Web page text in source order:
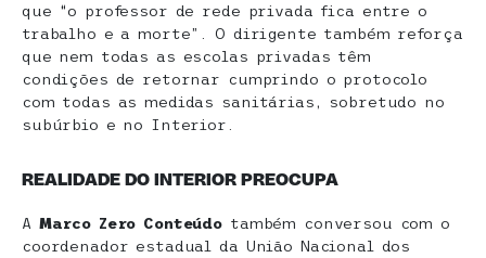
que “o professor de rede privada fica entre o
trabalho e a morte”. O dirigente também reforça
que nem todas as escolas privadas têm
condições de retornar cumprindo o protocolo
com todas as medidas sanitárias, sobretudo no
subúrbio e no Interior.
REALIDADE DO INTERIOR PREOCUPA
A Marco Zero Conteúdo também conversou com o
coordenador estadual da União Nacional dos